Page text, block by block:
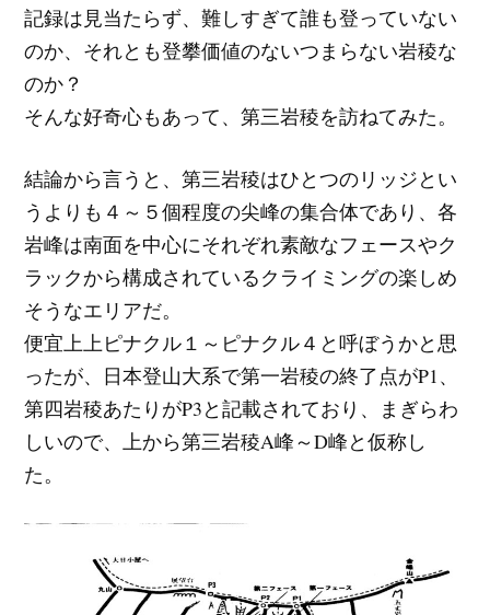
記録は見当たらず、難しすぎて誰も登っていない
のか、それとも登攀価値のないつまらない岩稜な
のか？
そんな好奇心もあって、第三岩稜を訪ねてみた。
結論から言うと、第三岩稜はひとつのリッジとい
うよりも４～５個程度の尖峰の集合体であり、各
岩峰は南面を中心にそれぞれ素敵なフェースやク
ラックから構成されているクライミングの楽しめ
そうなエリアだ。
便宜上上ピナクル１～ピナクル４と呼ぼうかと思
ったが、日本登山大系で第一岩稜の終了点がP1、
第四岩稜あたりがP3と記載されており、まぎらわ
しいので、上から第三岩稜A峰～D峰と仮称し
た。